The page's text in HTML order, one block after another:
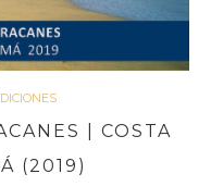
| COSTA
(2019)